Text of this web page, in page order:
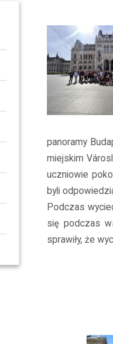
panoramy
miejskim
uczniowie
byli
Podczas
się podczas
sprawiły, że